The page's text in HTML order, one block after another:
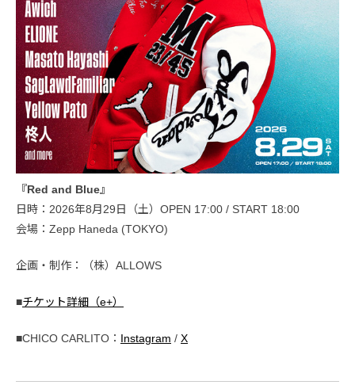
『Red and Blue』
日時：2026年8月29日（土）OPEN 17:00 / START 18:00
会場：Zepp Haneda (TOKYO)
企画・制作：（株）ALLOWS
■チケット詳細（e+）
■CHICO CARLITO： Instagram / X